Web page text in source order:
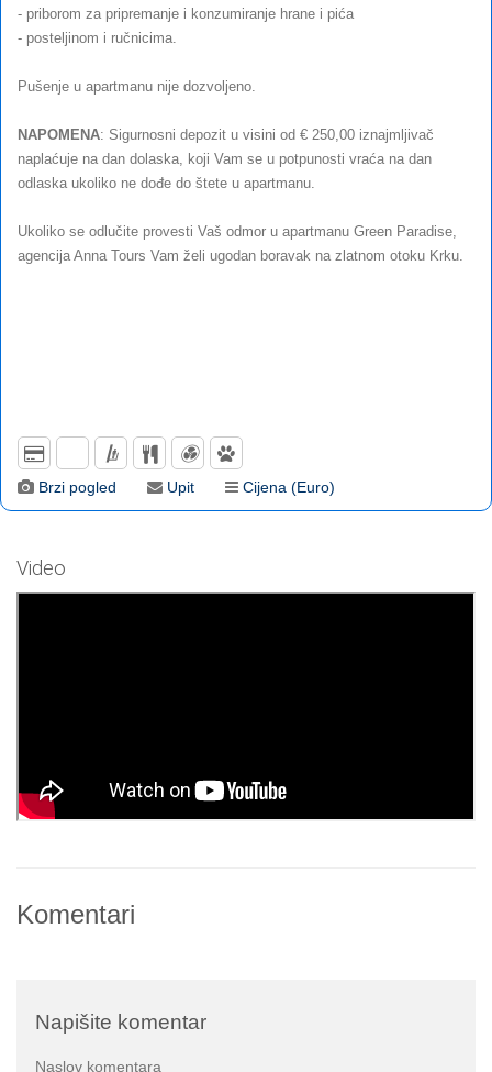
- priborom za pripremanje i konzumiranje hrane i pića
- posteljinom i ručnicima.
Pušenje u apartmanu nije dozvoljeno.
NAPOMENA: Sigurnosni depozit u visini od € 250,00 iznajmljivač
naplaćuje na dan dolaska, koji Vam se u potpunosti vraća na dan
odlaska ukoliko ne dođe do štete u apartmanu.
Ukoliko se odlučite provesti Vaš odmor u apartmanu Green Paradise,
agencija Anna Tours Vam želi ugodan boravak na zlatnom otoku Krku.
Brzi pogled Upit Cijena (Euro)
Video
Komentari
Napišite komentar
Naslov komentara